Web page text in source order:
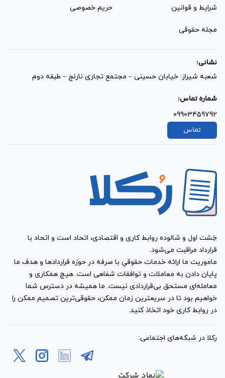
شرایط و قوانین حریم خصوصی
مجله حقوقی
نشانی:
شعبه شیراز: خیابان حسینی – مجتمع تجاری نارنج – طبقه دوم
شماره تماس:
09903459792
تماس
خِشت اول و شالوده روابط کاری و اقتصادی، اتحاد است و اتحاد با
قرارداد مراقبت می‌شود.
ماموریت ما ارائه خدمات حقوقیِ با صرفه در حوزه قراردادها و هدف ما
پایان دادن به معاملات و توافقات شفاهی است. هیچ همکاری و
معامله‌ای مستحق بی‌قراردادی نیست. ما همیشه در دسترس شما
خواهیم بود تا در سریعترین زمان ممکن، حقوقی‌ترین تصمیم ممکن را
در روابط کاری خود اتخاذ کنید.
رکلا در شبکه‌های اجتماعی: